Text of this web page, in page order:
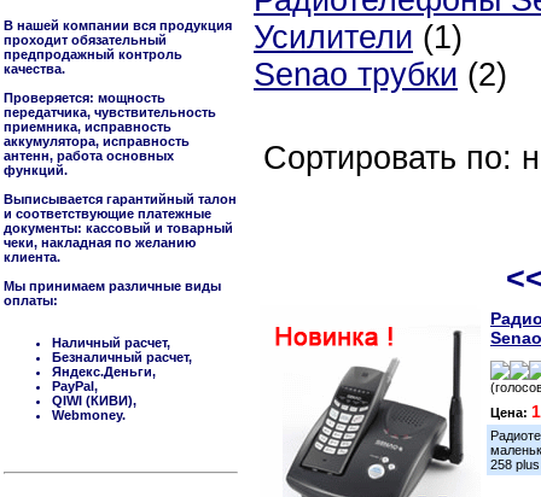
В нашей компании вся продукция
проходит обязательный
предпродажный контроль
качества.
Проверяется: мощность
передатчика, чувствительность
приемника, исправность
аккумулятора, исправность
антенн, работа основных
функций.
Выписывается гарантийный талон
и соответствующие платежные
документы: кассовый и товарный
чеки, накладная по желанию
клиента.
Мы принимаем различные виды
оплаты:
Наличный расчет,
Безналичный расчет,
Яндекс.Деньги,
PayPal,
QIWI (КИВИ),
Webmoney.
Усилители (1)
Senao трубки (2)
Сортировать по:
Цена:
258 plus